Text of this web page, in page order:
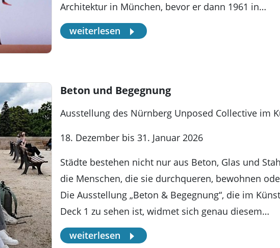
Architektur in München, bevor er dann 1961 in…
weiterlesen
Beton und Begegnung
Ausstellung des Nürnberg Unposed Collective im
18. Dezember bis 31. Januar 2026
Städte bestehen nicht nur aus Beton, Glas und
die Menschen, die sie durchqueren, bewohnen
Die Ausstellung „Beton & Begegnung“, die im
Deck 1 zu sehen ist, widmet sich genau diesem…
weiterlesen